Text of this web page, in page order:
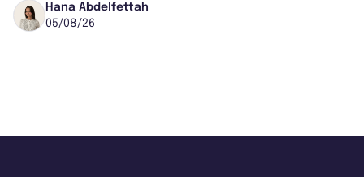
capitalisation portée à 1,38 Md€....
Hana Abdelfettah
05/08/26